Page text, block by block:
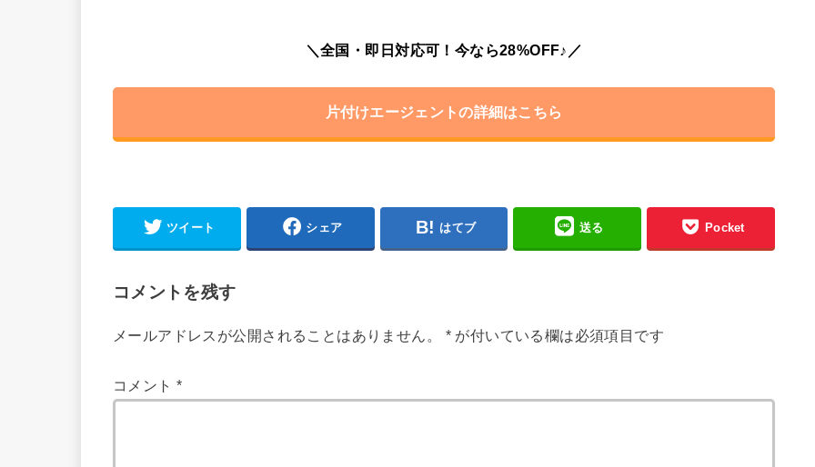
＼全国・即日対応可！今なら28%OFF♪／
片付けエージェントの詳細はこちら
ツイート シェア はてブ 送る Pocket
コメントを残す
メールアドレスが公開されることはありません。 *が付いている欄は必須項目です
コメント*